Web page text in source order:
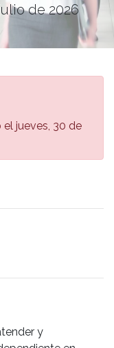
de 2026
jueves, 30 de
y